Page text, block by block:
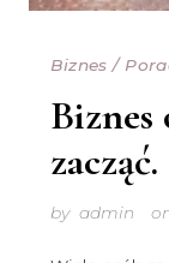
Biznes /
zacząć.
by admin